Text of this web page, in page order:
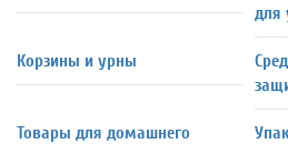
для
Корзины и урны
Товары для домашнего